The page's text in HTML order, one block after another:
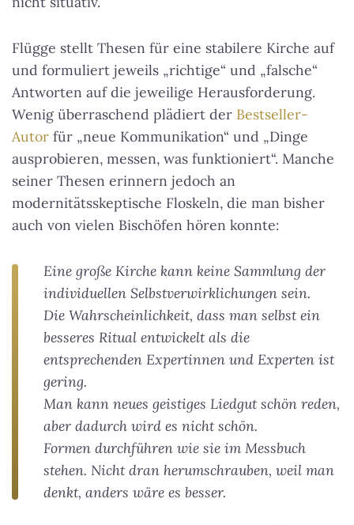
Flügge stellt Thesen für eine stabilere Kirche auf
und formuliert jeweils „richtige“ und „falsche“
Antworten auf die jeweilige Herausforderung.
Wenig überraschend plädiert der Bestseller-
Autor für „neue Kommunikation“ und „Dinge
ausprobieren, messen, was funktioniert“. Manche
seiner Thesen erinnern jedoch an
modernitätsskeptische Floskeln, die man bisher
auch von vielen Bischöfen hören konnte:
Eine große Kirche kann keine Sammlung der
individuellen Selbstverwirklichungen sein.
Die Wahrscheinlichkeit, dass man selbst ein
besseres Ritual entwickelt als die
entsprechenden Expertinnen und Experten ist
gering.
Man kann neues geistiges Liedgut schön reden,
aber dadurch wird es nicht schön.
Formen durchführen wie sie im Messbuch
stehen. Nicht dran herumschrauben, weil man
denkt, anders wäre es besser.